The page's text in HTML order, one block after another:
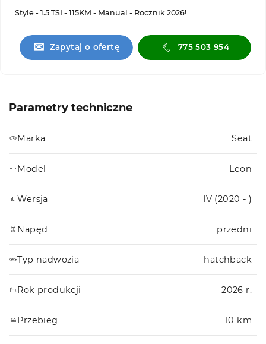
Style - 1.5 TSI - 115KM - Manual - Rocznik 2026!
✉ Zapytaj o ofertę 775 503 954
Parametry techniczne
Marka Seat
Model Leon
Wersja IV (2020 - )
Napęd przedni
Typ nadwozia hatchback
Rok produkcji 2026 r.
Przebieg 10 km